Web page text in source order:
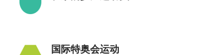
国际特奥会运动